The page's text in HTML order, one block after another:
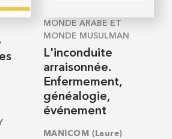
MONDE ARABE ET
MONDE MUSULMAN
L'inconduite
arraisonnée.
Enfermement,
généalogie,
événement
MANICOM (Laure)